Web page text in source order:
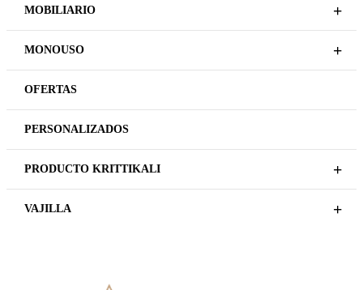
+
MOBILIARIO
+
MONOUSO
OFERTAS
PERSONALIZADOS
+
PRODUCTO KRITTIKALI
+
VAJILLA